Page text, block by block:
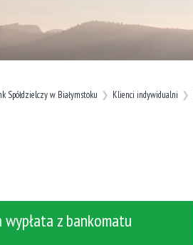
Spółdzielczy w Białymstoku Klienci indywidualni
wypłata z bankomatu